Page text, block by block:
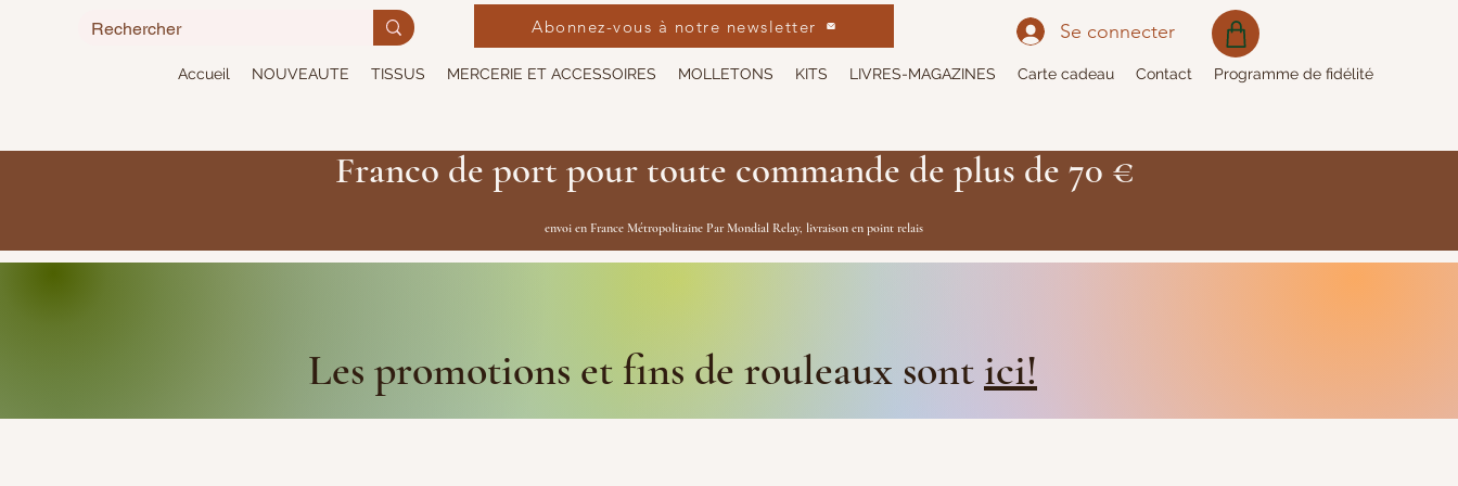
Accueil NOUVEAUTE TISSUS MERCERIE ET ACCESSOIRES MOLLETONS KITS LIVRES-MAGAZINES Carte cadeau Contact Programme de fidélité
Se connecter
Abonnez-vous à notre newsletter
Franco de port pour toute commande de plus de 70 €
envoi en France Métropolitaine Par Mondial Relay, livraison en point relais
Les promotions et fins de rouleaux sont ici!